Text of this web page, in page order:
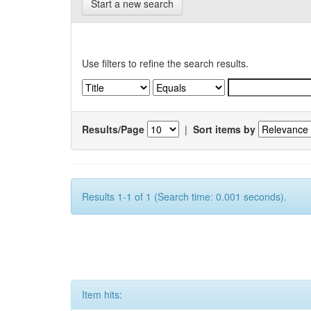
Start a new search
Use filters to refine the search results.
Results/Page | Sort items by
Results 1-1 of 1 (Search time: 0.001 seconds).
Item hits: